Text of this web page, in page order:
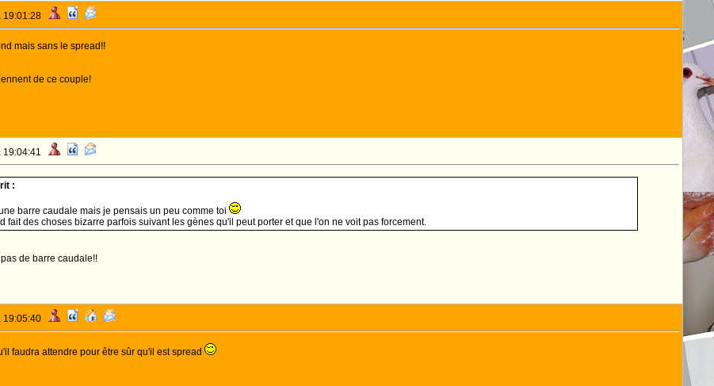
19:01:28
mais sans le spread!!
de ce couple!
19:04:41
:
barre caudale mais je pensais un peu comme toi
fait des choses bizarre parfois suivant les gènes qu'il peut porter et que l'on ne voit pas forcement.
de barre caudale!!
19:05:40
faudra attendre pour être sûr qu'il est spread